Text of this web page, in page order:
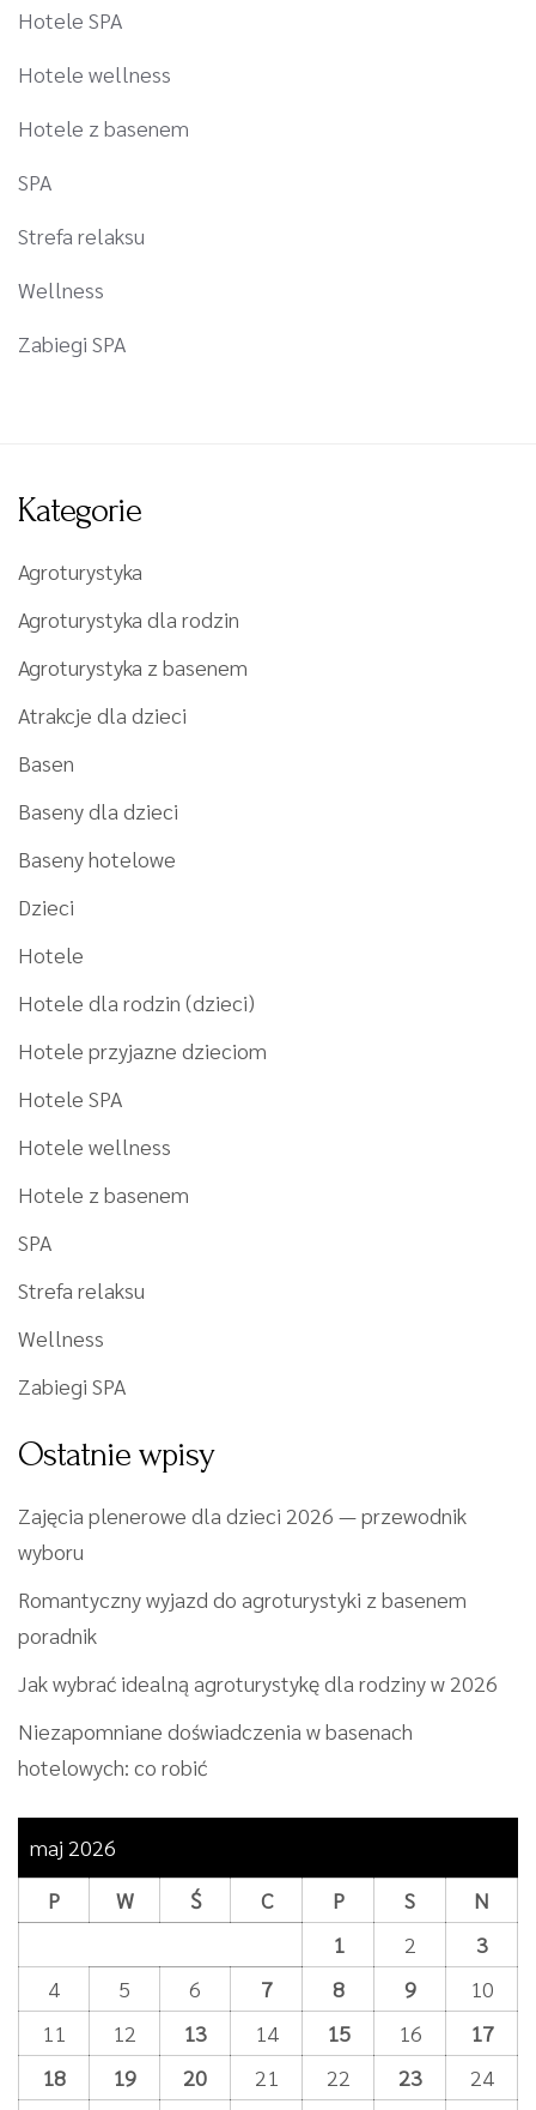
Hotele SPA
Hotele wellness
Hotele z basenem
SPA
Strefa relaksu
Wellness
Zabiegi SPA
Kategorie
Agroturystyka
Agroturystyka dla rodzin
Agroturystyka z basenem
Atrakcje dla dzieci
Basen
Baseny dla dzieci
Baseny hotelowe
Dzieci
Hotele
Hotele dla rodzin (dzieci)
Hotele przyjazne dzieciom
Hotele SPA
Hotele wellness
Hotele z basenem
SPA
Strefa relaksu
Wellness
Zabiegi SPA
Ostatnie wpisy
Zajęcia plenerowe dla dzieci 2026 — przewodnik
wyboru
Romantyczny wyjazd do agroturystyki z basenem
poradnik
Jak wybrać idealną agroturystykę dla rodziny w 2026
Niezapomniane doświadczenia w basenach
hotelowych: co robić
maj 2026
P
W Ś C P S
N
1
2
3
4
5 6 7 8 9
10
11
12 13 14 15 16
17
18
19 20 21 22 23
24